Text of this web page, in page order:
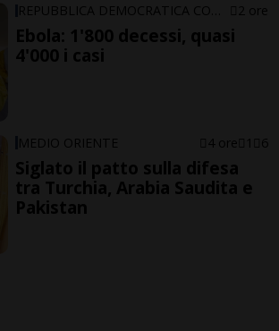
2 ore
Ebola: 1'800 decessi, quasi
4'000 i casi
MEDIO ORIENTE 4 ore 1 6
Siglato il patto sulla difesa
tra Turchia, Arabia Saudita e
Pakistan